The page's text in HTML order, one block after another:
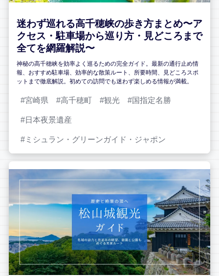
迷わず巡れる高千穂峡の歩き方まとめ〜ア
クセス・駐車場から巡り方・見どころまで
全てを網羅解説〜
神秘の高千穂峡を効率よく巡るための完全ガイド。最新の通行止め情
報、おすすめ駐車場、効率的な散策ルート、所要時間、見どころスポ
ットまで徹底解説。初めての訪問でも迷わず楽しめる情報が満載。
宮崎県 高千穂町 観光 国指定名勝
日本夜景遺産
ミシュラン・グリーンガイド・ジャポン